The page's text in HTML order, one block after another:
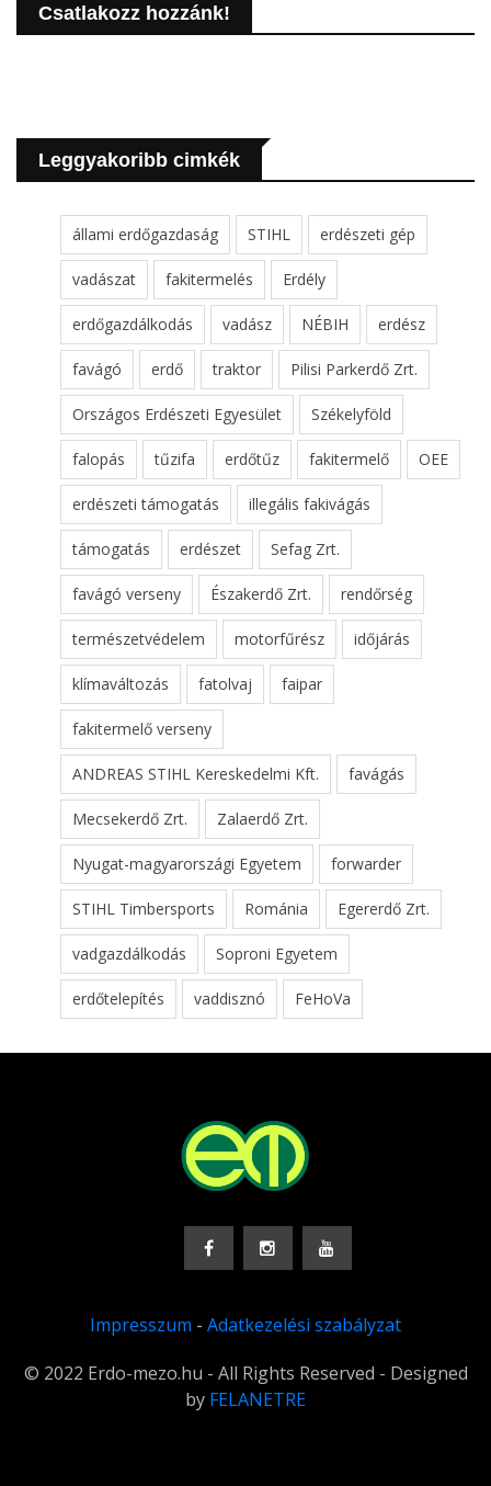
Csatlakozz hozzánk!
Leggyakoribb cimkék
állami erdőgazdaság STIHL erdészeti gép
vadászat fakitermelés Erdély
erdőgazdálkodás vadász NÉBIH erdész
favágó erdő traktor Pilisi Parkerdő Zrt.
Országos Erdészeti Egyesület Székelyföld
falopás tűzifa erdőtűz fakitermelő OEE
erdészeti támogatás illegális fakivágás
támogatás erdészet Sefag Zrt.
favágó verseny Északerdő Zrt. rendőrség
természetvédelem motorfűrész időjárás
klímaváltozás fatolvaj faipar
fakitermelő verseny
ANDREAS STIHL Kereskedelmi Kft. favágás
Mecsekerdő Zrt. Zalaerdő Zrt.
Nyugat-magyarországi Egyetem forwarder
STIHL Timbersports Románia Egererdő Zrt.
vadgazdálkodás Soproni Egyetem
erdőtelepítés vaddisznó FeHoVa
Impresszum - Adatkezelési szabályzat
© 2022 Erdo-mezo.hu - All Rights Reserved - Designed
by FELANETRE